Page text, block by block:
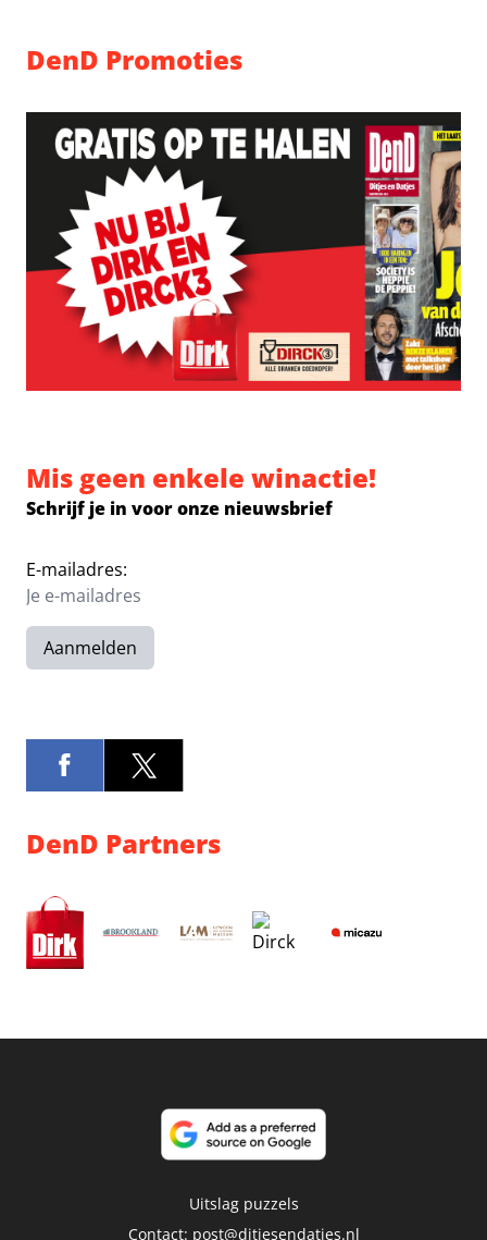
DenD Promoties
Mis geen enkele winactie!
Schrijf je in voor onze nieuwsbrief
E-mailadres:
Aanmelden
DenD Partners
Uitslag puzzels
Contact: post@ditjesendatjes.nl